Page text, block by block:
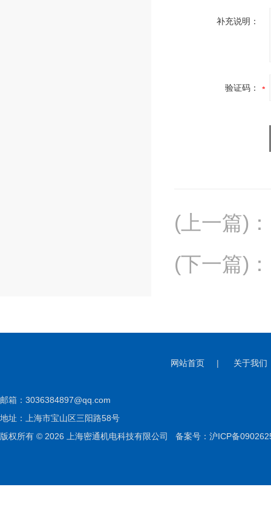
补充说明：
验证码：
(上一篇) ：
(下一篇) ：
网站首页 | 关于我们
邮箱： 3036384897@qq.com
地址：上海市宝山区三阳路58号
版权所有 © 2026 上海密通机电科技有限公司 备案号：沪ICP备